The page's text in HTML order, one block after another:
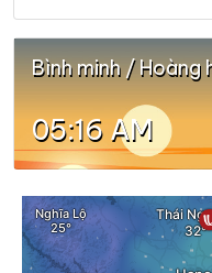
Bình minh / Hoàng
05:16 AM